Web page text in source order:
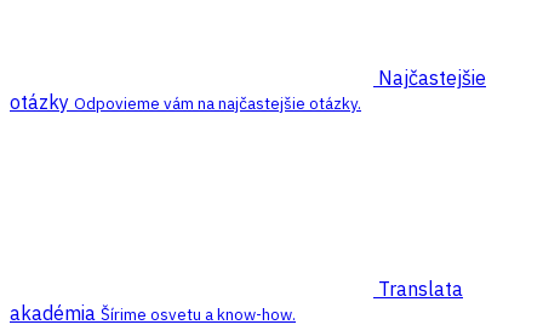
Najčastejšie
otázky Odpovieme vám na najčastejšie otázky.
Translata
akadémia Šírime osvetu a know-how.